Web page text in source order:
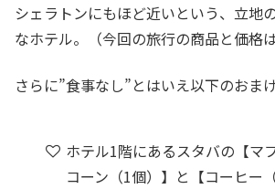
シェラトンにもほど近いという、立地
なホテル。（今回の旅行の商品と価格
さらに”食事なし”とはいえ以下のおま
ホテル1階にあるスタバの【マ
コーン（1個）】と【コーヒー